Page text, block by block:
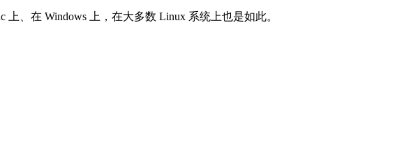
、在 Windows 上，在大多数 Linux 系统上也是如此。